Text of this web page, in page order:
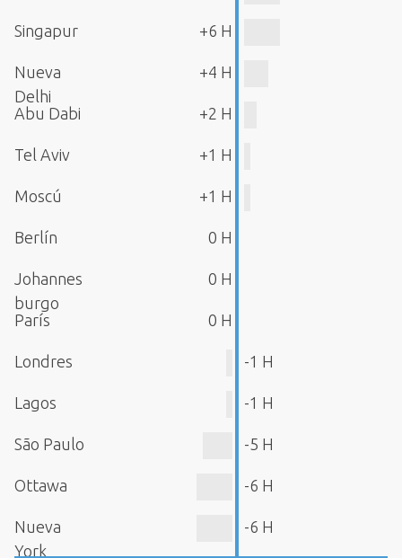
Singapur +6 H
Nueva
Delhi
+4 H
Abu Dabi +2 H
Tel Aviv +1 H
Moscú +1 H
Berlín 0 H
Johannes
burgo
0 H
París 0 H
Londres -1 H
Lagos -1 H
São Paulo -5 H
Ottawa -6 H
Nueva
York
-6 H